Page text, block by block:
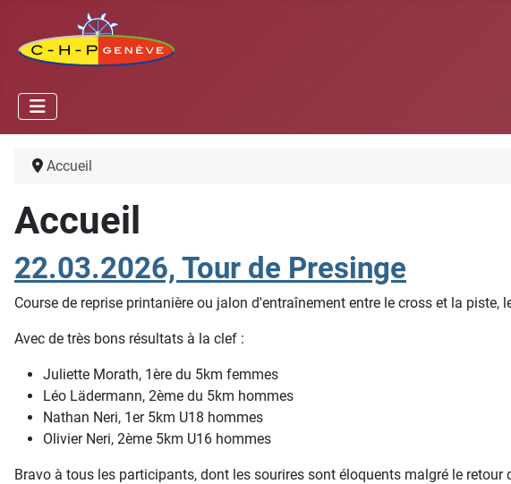
Accueil
Accueil
22.03.2026, Tour de Presinge
Course de reprise printanière ou jalon d'entraînement entre le cross et la
Avec de très bons résultats à la clef :
Juliette Morath, 1ère du 5km femmes
Léo Lädermann, 2ème du 5km hommes
Nathan Neri, 1er 5km U18 hommes
Olivier Neri, 2ème 5km U16 hommes
Bravo à tous les participants, dont les sourires sont éloquents malgré le